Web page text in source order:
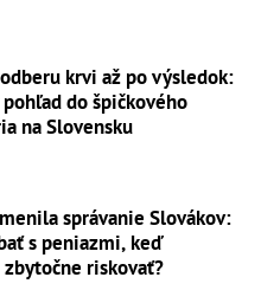
krvi až po výsledok:
do špičkového
na Slovensku
správanie Slovákov:
s peniazmi, keď
zbytočne riskovať?